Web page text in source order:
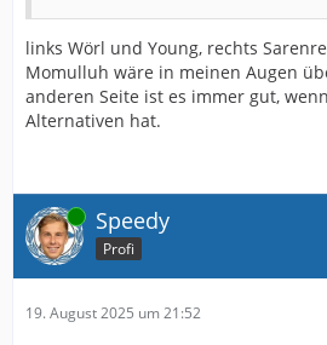
links Wörl und Young, rechts
Momulluh wäre in meinen Augen
anderen Seite ist es immer gut,
Alternativen hat.
Online Speedy
Profi
19. August 2025 um 21:52